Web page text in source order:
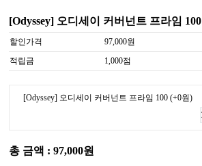
[Odyssey] 오디세이 커버넌트 프라임 100
할인가격
97,000원
적립금
1,000점
[Odyssey] 오디세이 커버넌트 프라임 100 (+0원)
총 금액 : 97,000원